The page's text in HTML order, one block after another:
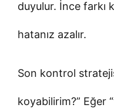
duyulur. İnce farkı
hatanız azalır.
Son kontrol
koyabilirim?” Eğer